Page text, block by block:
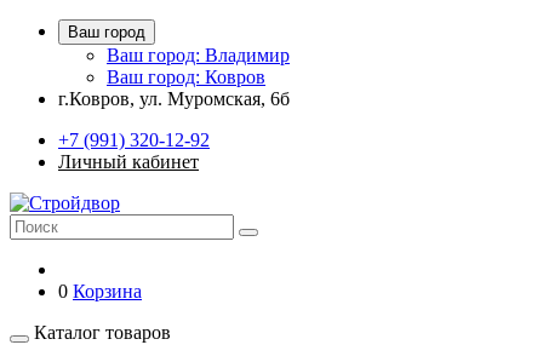
Ваш город
Ваш город: Владимир
Ваш город: Ковров
г.Ковров, ул. Муромская, 6б
+7 (991) 320-12-92
Личный кабинет
0 Корзина
Каталог товаров